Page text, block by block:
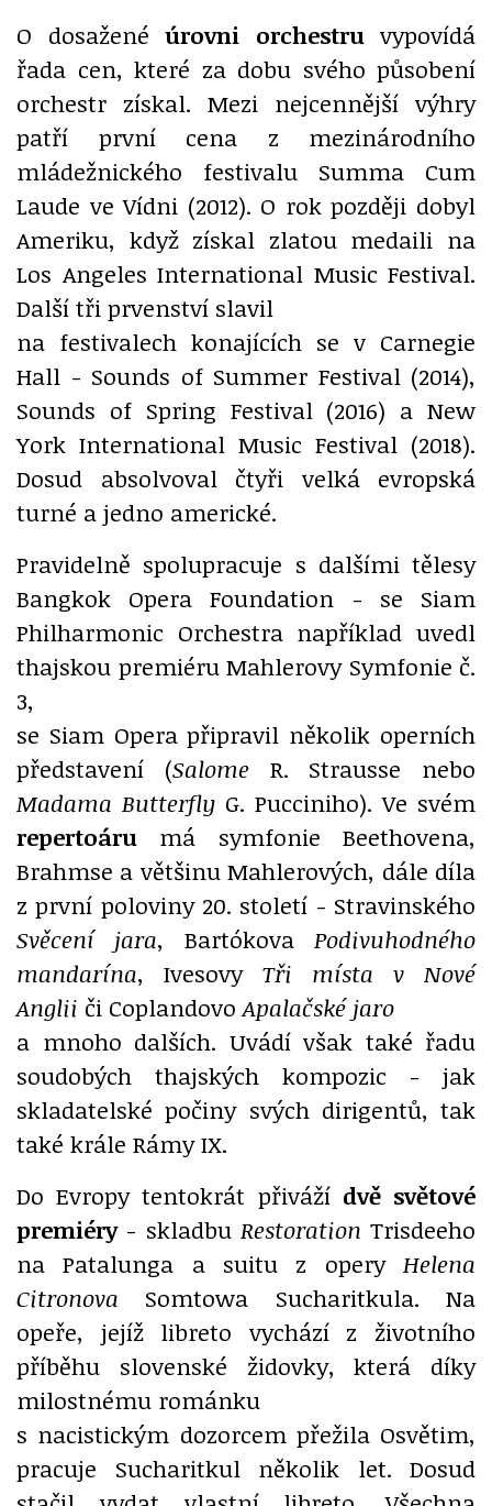
O dosažené úrovni orchestruvypovídá
řada cen, které za dobu svého působení
orchestr získal. Mezi nejcennější výhry
patří první cena z mezinárodního
mládežnického festivalu Summa Cum
Laude ve Vídni (2012). O rok později dobyl
Ameriku, když získal zlatou medaili na
Los Angeles International Music Festival.
Další tři prvenství slavil
na festivalech konajících se v Carnegie
Hall - Sounds of Summer Festival (2014),
Sounds of Spring Festival (2016) a New
York International Music Festival (2018).
Dosud absolvoval čtyři velká evropská
turné a jedno americké.
Pravidelně spolupracuje s dalšími tělesy
Bangkok Opera Foundation - se Siam
Philharmonic Orchestra například uvedl
thajskou premiéru Mahlerovy Symfonie č.
3,
se Siam Opera připravil několik operních
představení (SalomeR. Strausse nebo
Madama Butterfly G. Pucciniho). Ve svém
repertoáru má symfonie Beethovena,
Brahmse a většinu Mahlerových, dále díla
z první poloviny 20. století - Stravinského
Svěcení jara, BartókovaPodivuhodného
mandarína, Ivesovy Tři místa v Nové
Anglii či CoplandovoApalačské jaro
a mnoho dalších. Uvádí však také řadu
soudobých thajských kompozic - jak
skladatelské počiny svých dirigentů, tak
také krále Rámy IX.
Do Evropy tentokrát přiváží dvě světové
premiéry- skladbu Restoration Trisdeeho
na Patalunga a suitu z opery Helena
Citronova Somtowa Sucharitkula. Na
opeře, jejíž libreto vychází z životního
příběhu slovenské židovky, která díky
milostnému románku
s nacistickým dozorcem přežila Osvětim,
pracuje Sucharitkul několik let. Dosud